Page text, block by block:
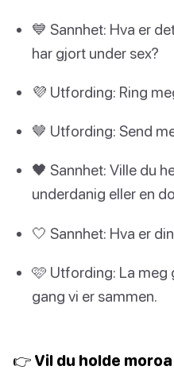
💙 Sannhet: Hva er
har gjort under sex?
💜 Utfording: Ring
🤎 Utfording: Send
🖤 Sannhet: Ville du
underdanig eller en
🤍 Sannhet: Hva er
🩷 Utfording: La meg
gang vi er sammen.
👉 Vil du holde